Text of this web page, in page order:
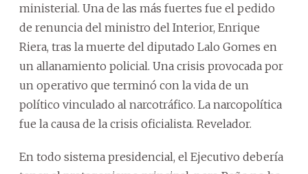
ministerial. Una de las más fuertes fue el pedido
de renuncia del ministro del Interior, Enrique
Riera, tras la muerte del diputado Lalo Gomes en
un allanamiento policial. Una crisis provocada por
un operativo que terminó con la vida de un
político vinculado al narcotráfico. La narcopolítica
fue la causa de la crisis oficialista. Revelador.
En todo sistema presidencial, el Ejecutivo debería